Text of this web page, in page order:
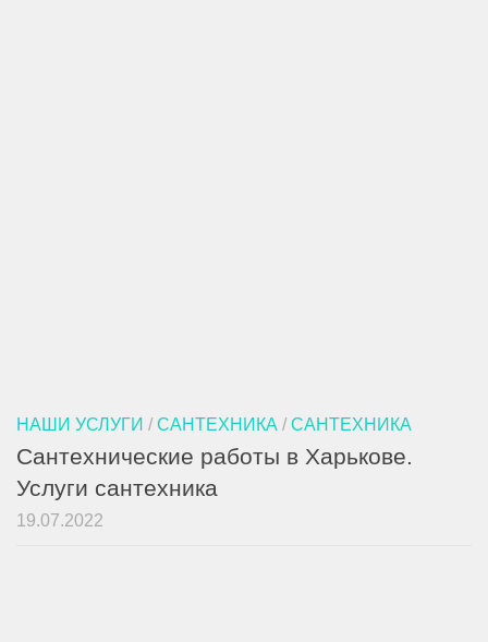
НАШИ УСЛУГИ / САНТЕХНИКА / САНТЕХНИКА
Сантехнические работы в Харькове.
Услуги сантехника
19.07.2022